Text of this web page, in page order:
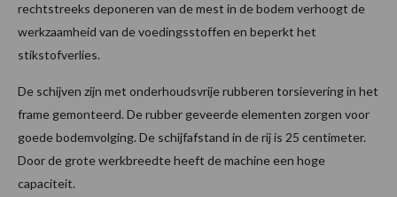
rechtstreeks deponeren van de mest in de bodem verhoogt de
werkzaamheid van de voedingsstoffen en beperkt het
stikstofverlies.
De schijven zijn met onderhoudsvrije rubberen torsievering in het
frame gemonteerd. De rubber geveerde elementen zorgen voor
goede bodemvolging. De schijfafstand in de rij is 25 centimeter.
Door de grote werkbreedte heeft de machine een hoge
capaciteit.